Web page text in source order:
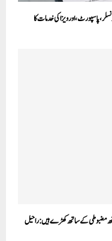
پاسپورٹ، اور ویزا کی خدمات کا
مضبوطی کے ساتھ کھڑے ہیں:راحیل